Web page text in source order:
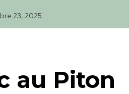
23, 2025
au Piton